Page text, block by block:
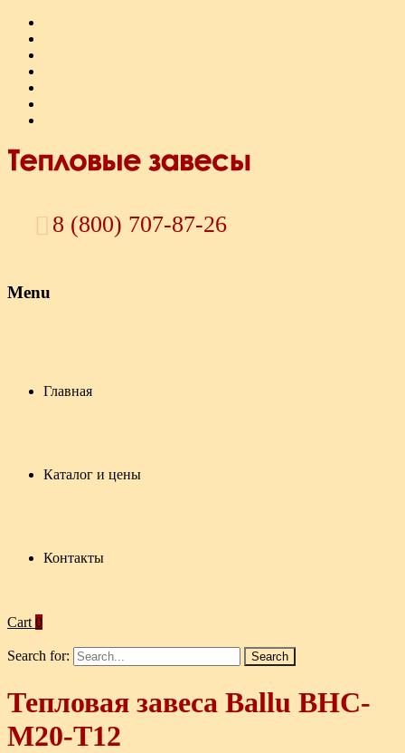
8 (800) 707-87-26
Menu
Главная
Каталог и цены
Контакты
Cart 0
Search for:
Тепловая завеса Ballu BHC-
M20-T12